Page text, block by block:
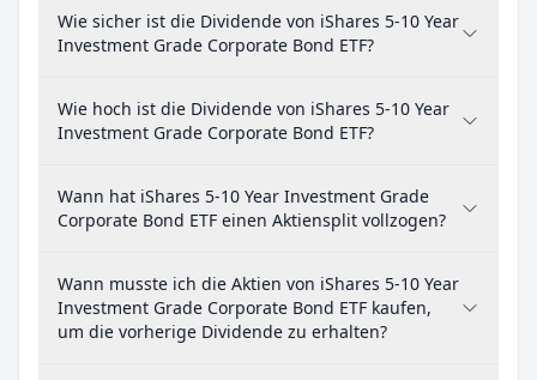
Wie sicher ist die Dividende von iShares 5-10 Year
Investment Grade Corporate Bond ETF?
Wie hoch ist die Dividende von iShares 5-10 Year
Investment Grade Corporate Bond ETF?
Wann hat iShares 5-10 Year Investment Grade
Corporate Bond ETF einen Aktiensplit vollzogen?
Wann musste ich die Aktien von iShares 5-10 Year
Investment Grade Corporate Bond ETF kaufen,
um die vorherige Dividende zu erhalten?